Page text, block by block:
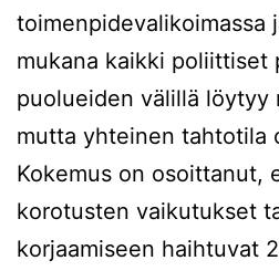
toimenpidevalikoimassa
mukana kaikki poliittiset
puolueiden välillä löytyy
mutta yhteinen tahtotila
Kokemus on osoittanut,
korotusten vaikutukset
korjaamiseen haihtuvat